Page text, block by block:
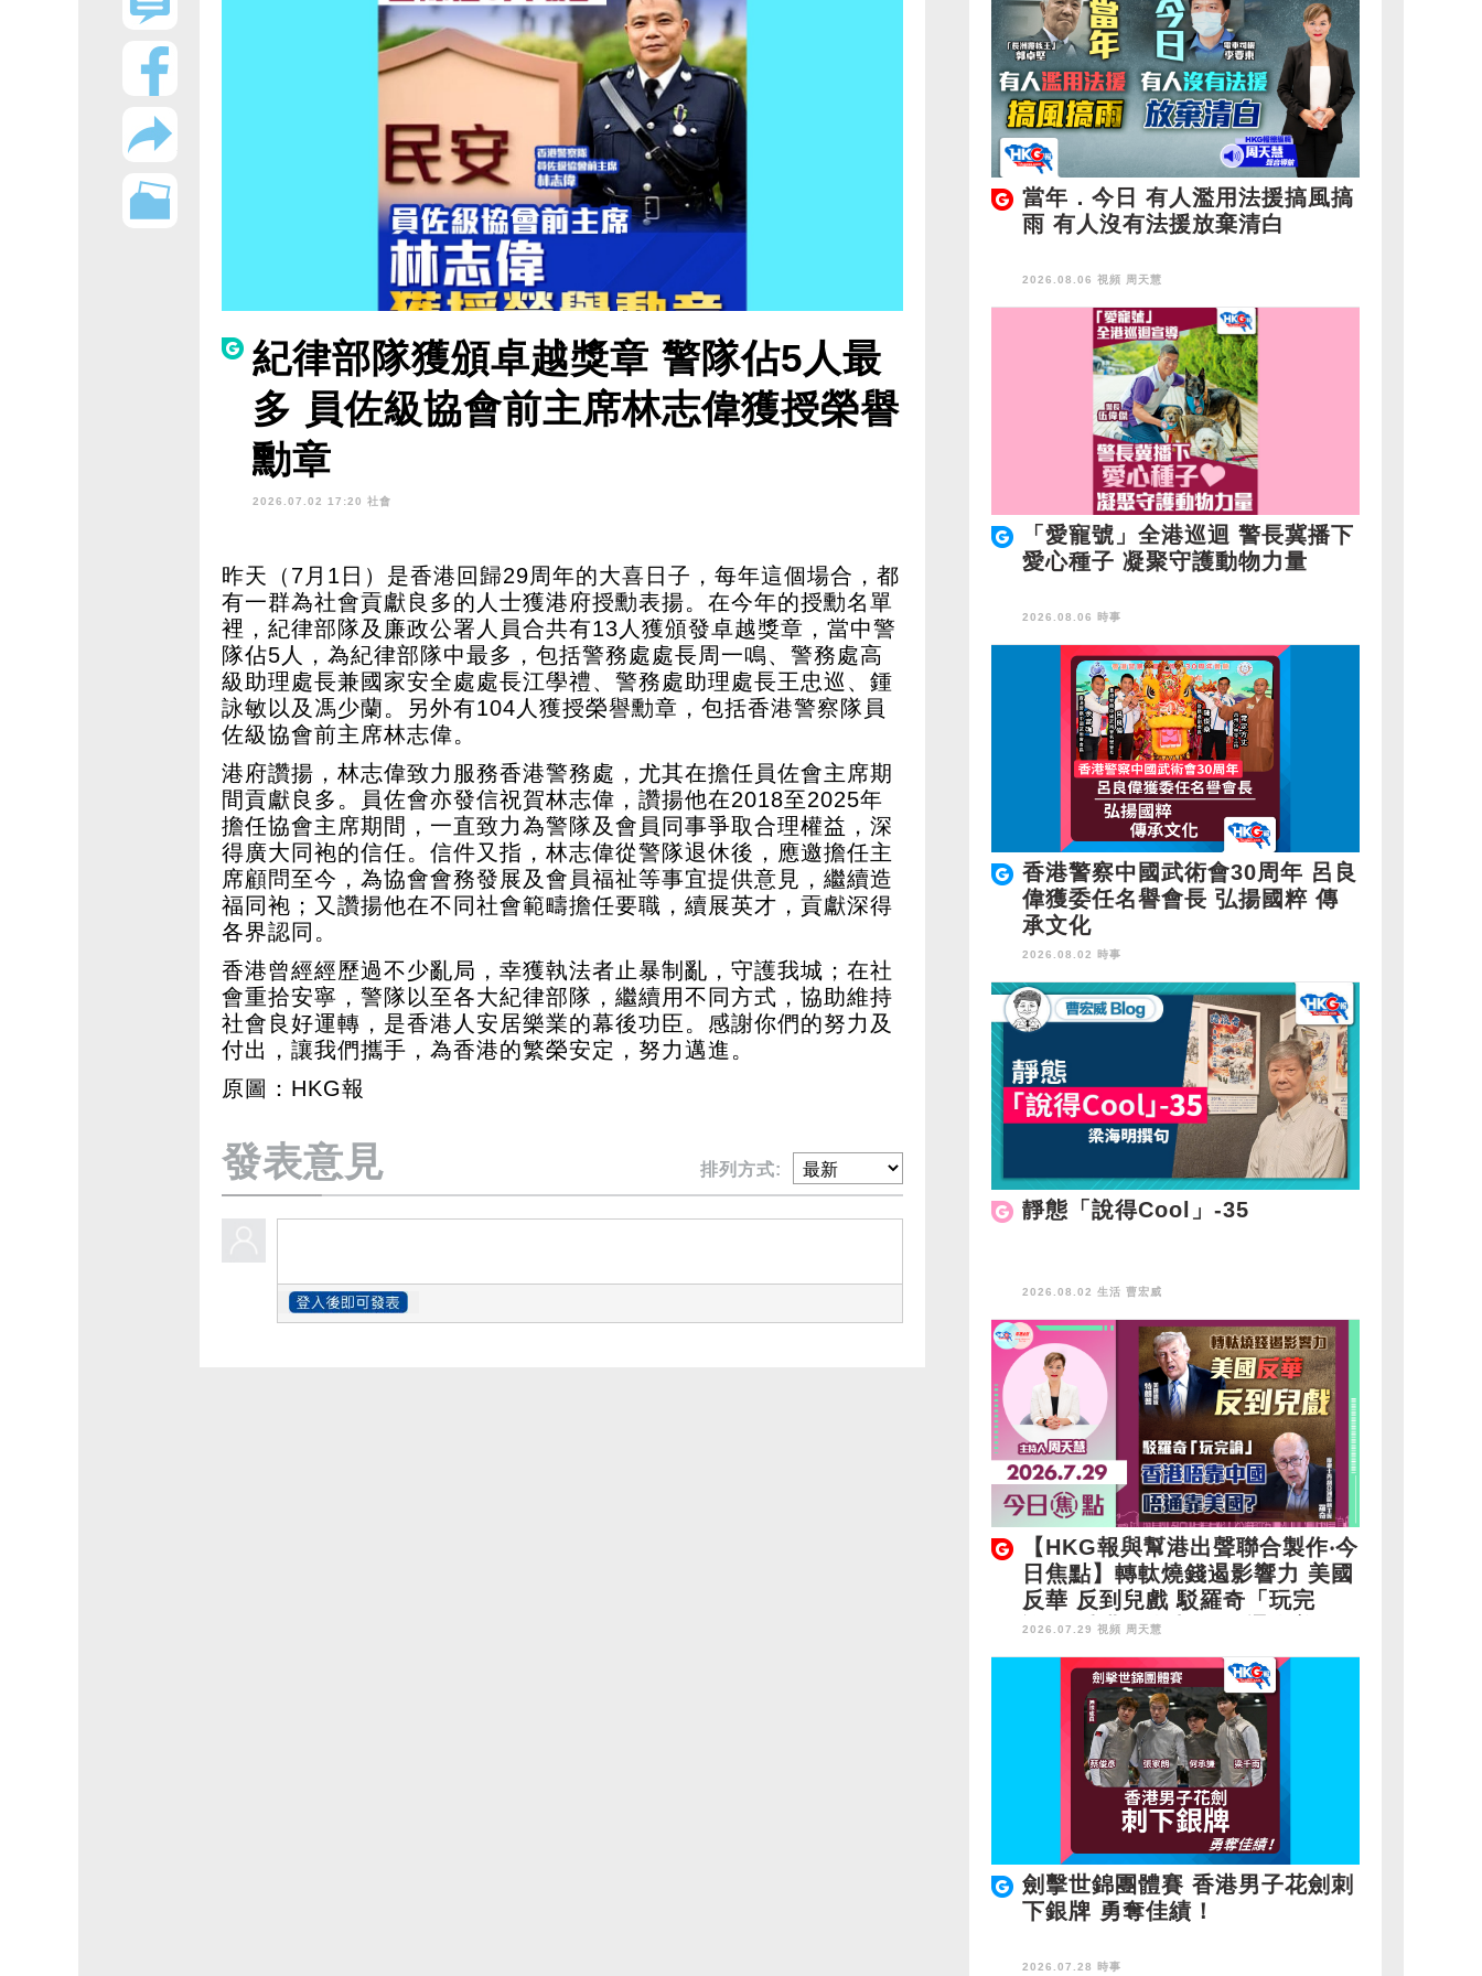
紀律部隊獲頒卓越獎章 警隊佔5人最
多 員佐級協會前主席林志偉獲授榮譽
勳章
2026.07.02 17:20 社會
昨天（7月1日）是香港回歸29周年的大喜日子，每年這個場合，都
有一群為社會貢獻良多的人士獲港府授勳表揚。在今年的授勳名單
裡，紀律部隊及廉政公署人員合共有13人獲頒發卓越獎章，當中警
隊佔5人，為紀律部隊中最多，包括警務處處長周一鳴、警務處高
級助理處長兼國家安全處處長江學禮、警務處助理處長王忠巡、鍾
詠敏以及馮少蘭。另外有104人獲授榮譽勳章，包括香港警察隊員
佐級協會前主席林志偉。
港府讚揚，林志偉致力服務香港警務處，尤其在擔任員佐會主席期
間貢獻良多。員佐會亦發信祝賀林志偉，讚揚他在2018至2025年
擔任協會主席期間，一直致力為警隊及會員同事爭取合理權益，深
得廣大同袍的信任。信件又指，林志偉從警隊退休後，應邀擔任主
席顧問至今，為協會會務發展及會員福祉等事宜提供意見，繼續造
福同袍；又讚揚他在不同社會範疇擔任要職，續展英才，貢獻深得
各界認同。
香港曾經經歷過不少亂局，幸獲執法者止暴制亂，守護我城；在社
會重拾安寧，警隊以至各大紀律部隊，繼續用不同方式，協助維持
社會良好運轉，是香港人安居樂業的幕後功臣。感謝你們的努力及
付出，讓我們攜手，為香港的繁榮安定，努力邁進。
原圖：HKG報
發表意見 排列方式:
當年．今日 有人濫用法援搞風搞
雨 有人沒有法援放棄清白
2026.08.06 視頻 周天慧
「愛寵號」全港巡迴 警長冀播下
愛心種子 凝聚守護動物力量
2026.08.06 時事
香港警察中國武術會30周年 呂良
偉獲委任名譽會長 弘揚國粹 傳
承文化
2026.08.02 時事
靜態「說得Cool」-35
2026.08.02 生活 曹宏威
【HKG報與幫港出聲聯合製作‧今
日焦點】轉軚燒錢遏影響力 美國
反華 反到兒戲 駁羅奇「玩完
論」 香港唔靠中國 唔通靠美
國？
2026.07.29 視頻 周天慧
劍擊世錦團體賽 香港男子花劍刺
下銀牌 勇奪佳績！
2026.07.28 時事